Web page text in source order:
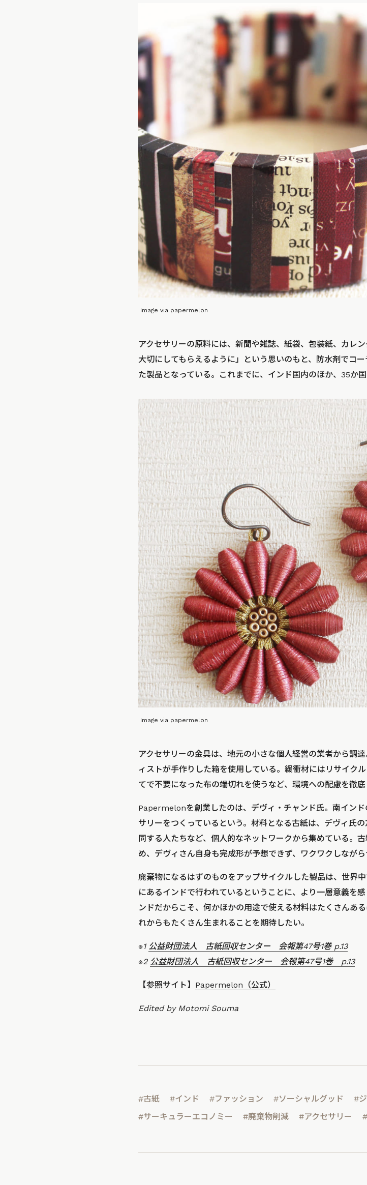
Image via papermelon
アクセサリーの原料には、新聞や雑誌、紙袋、包装紙、カレ
大切にしてもらえるように」という思いのもと、防水剤でコ
た製品となっている。これまでに、インド国内のほか、35か国
Image via papermelon
アクセサリーの金具は、地元の小さな個人経営の業者から調
ィストが手作りした箱を使用している。緩衝材にはリサイク
てで不要になった布の端切れを使うなど、環境への配慮を徹底
Papermelonを創業したのは、デヴィ・チャンド氏。南イン
サリーをつくっているという。材料となる古紙は、デヴィ氏
同する人たちなど、個人的なネットワークから集めている。
め、デヴィさん自身も完成形が予想できず、ワクワクしながら
廃棄物になるはずのものをアップサイクルした製品は、世界
にあるインドで行われているということに、より一層意義を
ンドだからこそ、何かほかの用途で使える材料はたくさんあ
れからもたくさん生まれることを期待したい。
※1 公益財団法人 古紙回収センター 会報第47号1巻 p.13
※2 公益財団法人 古紙回収センター 会報第47号1巻 p.13
【参照サイト】 Papermelon（公式）
Edited by Motomi Souma
#古紙 #インド #ファッション #ソーシャルグッド #
#サーキュラーエコノミー
#廃棄物削減 #アクセサリー